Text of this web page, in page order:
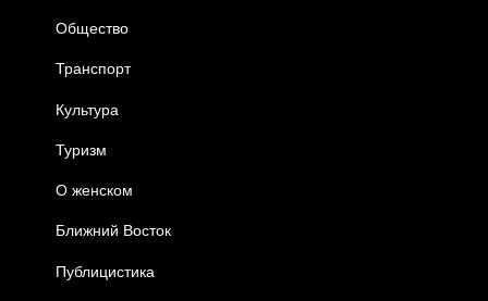
Общество
Транспорт
Культура
Туризм
О женском
Ближний Восток
Публицистика